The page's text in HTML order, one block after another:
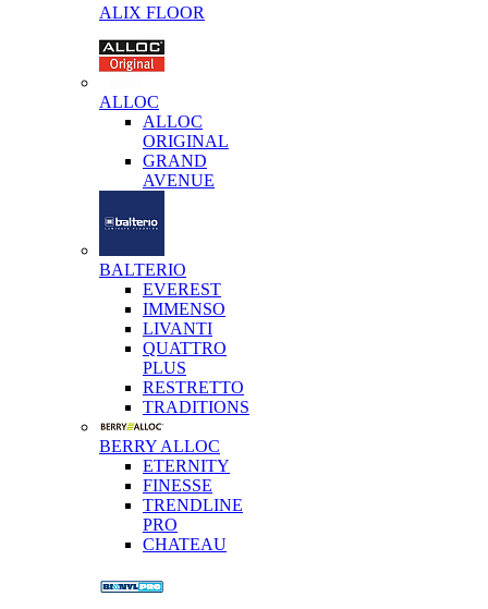
ALIX FLOOR
ALLOC
ALLOC
ORIGINAL
GRAND
AVENUE
BALTERIO
EVEREST
IMMENSO
LIVANTI
QUATTRO
PLUS
RESTRETTO
TRADITIONS
BERRY ALLOC
ETERNITY
FINESSE
TRENDLINE
PRO
CHATEAU